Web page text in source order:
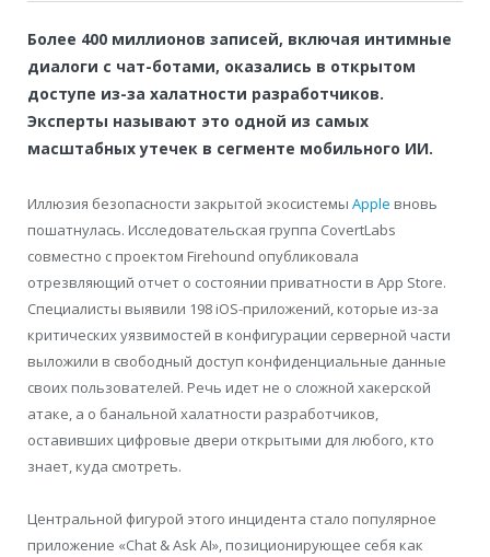
Более 400 миллионов записей, включая интимные
диалоги с чат-ботами, оказались в открытом
доступе из-за халатности разработчиков.
Эксперты называют это одной из самых
масштабных утечек в сегменте мобильного ИИ.
Иллюзия безопасности закрытой экосистемы Apple вновь
пошатнулась. Исследовательская группа CovertLabs
совместно с проектом Firehound опубликовала
отрезвляющий отчет о состоянии приватности в App Store.
Специалисты выявили 198 iOS-приложений, которые из-за
критических уязвимостей в конфигурации серверной части
выложили в свободный доступ конфиденциальные данные
своих пользователей. Речь идет не о сложной хакерской
атаке, а о банальной халатности разработчиков,
оставивших цифровые двери открытыми для любого, кто
знает, куда смотреть.
Центральной фигурой этого инцидента стало популярное
приложение «Chat & Ask AI», позиционирующее себя как